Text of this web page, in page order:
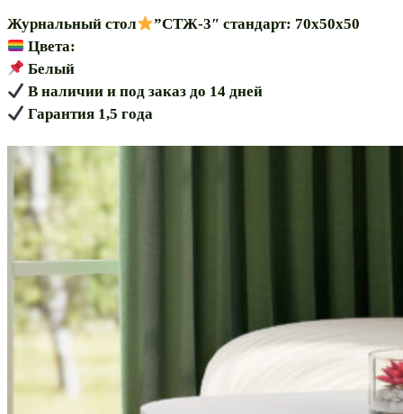
Журнальный стол
”СТЖ-3″ стандарт: 70х50х50
Цвета:
Белый
В наличии и под заказ до 14 дней
Гарантия 1,5 года